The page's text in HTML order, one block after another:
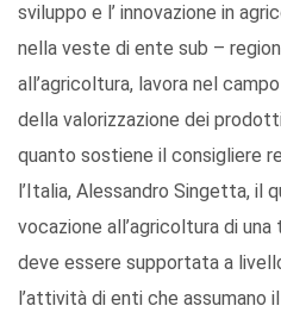
sviluppo e l’ innovazione in
nella veste di ente sub –
all’agricoltura, lavora nel
della valorizzazione dei
quanto sostiene il consigliere
l’Italia, Alessandro Singetta, il
vocazione all’agricoltura di
deve essere supportata a
l’attività di enti che